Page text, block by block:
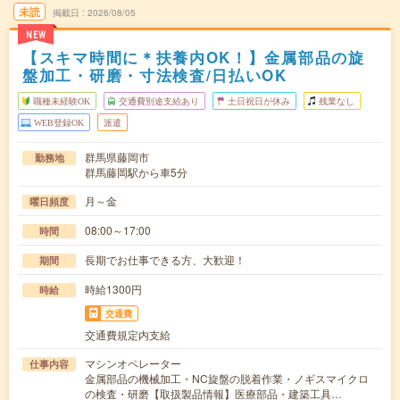
未読
NEW
掲載日 2026/08/05
【スキマ時間に＊扶養内OK！】金属部品の旋
盤加工・研磨・寸法検査/日払いOK
職種未経験OK 交通費別途支給あり 土日祝日が休み 残業なし
WEB登録OK 派遣
勤務地
群馬県藤岡市
群馬藤岡駅から車5分
曜日頻度 月～金
時間 08:00～17:00
期間 長期でお仕事できる方、大歓迎！
時給 時給1300円
交通費
交通費規定内支給
仕事内容
マシンオペレーター
金属部品の機械加工・NC旋盤の脱着作業・ノギスマイクロ
の検査・研磨【取扱製品情報】医療部品・建築工具…